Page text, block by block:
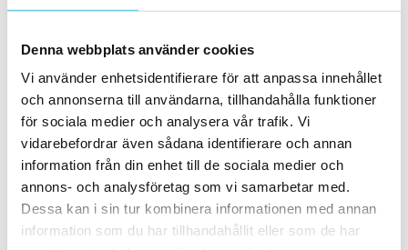
Denna webbplats använder cookies
Vi använder enhetsidentifierare för att anpassa innehållet
och annonserna till användarna, tillhandahålla funktioner
för sociala medier och analysera vår trafik. Vi
vidarebefordrar även sådana identifierare och annan
information från din enhet till de sociala medier och
annons- och analysföretag som vi samarbetar med.
Dessa kan i sin tur kombinera informationen med annan
information som du har tillhandahållit eller som de har
5x5 cm(1)
ca 10x(7)
ca 10x10 cm(7)
10x10 cm(7)
ca 10x30 cm
ca 15x
(3)
ca 15x15 cm(3)
15x15 cm(3)
ca 20x(6)
ca 20x20 cm
20x20 cm(6)
Mellan (25 - 50 cm)(2)